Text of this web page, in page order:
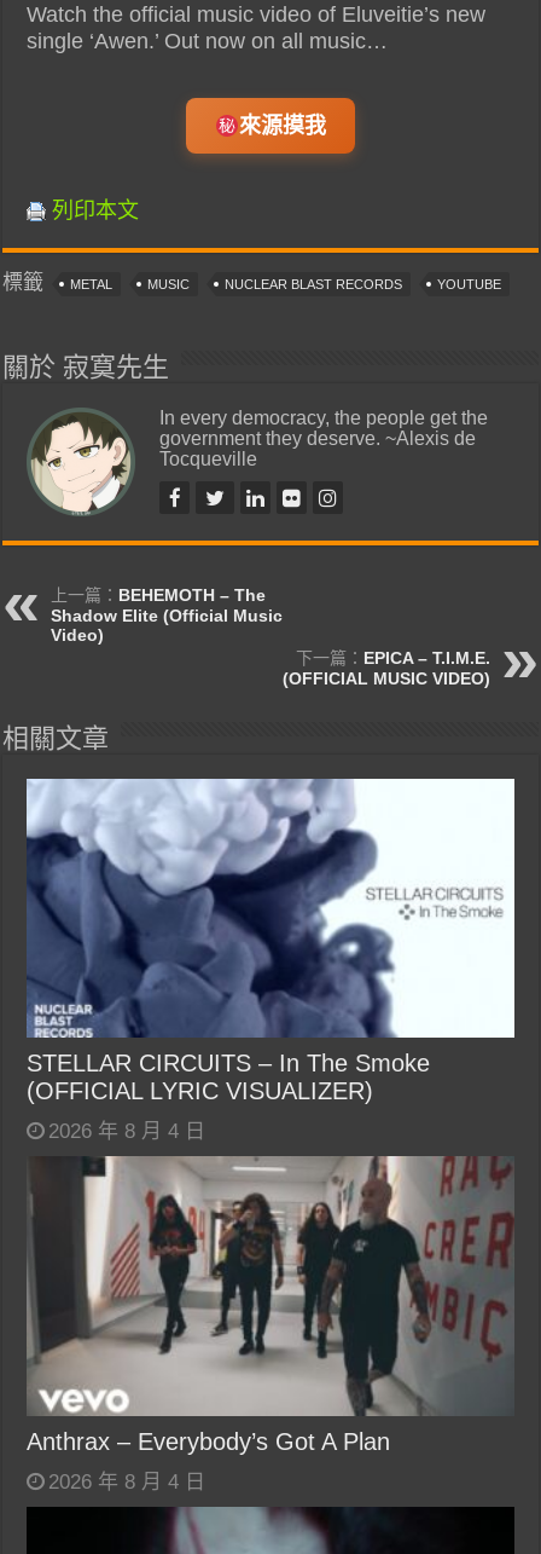
Watch the official music video of Eluveitie’s new
single ‘Awen.’ Out now on all music…
來源摸我
列印本文
標籤 METAL MUSIC NUCLEAR BLAST RECORDS YOUTUBE
關於 寂寞先生
In every democracy, the people get the
government they deserve. ~Alexis de
Tocqueville
上一篇： BEHEMOTH – The
Shadow Elite (Official Music
Video)
下一篇： EPICA – T.I.M.E.
(OFFICIAL MUSIC VIDEO)
相關文章
STELLAR CIRCUITS – In The Smoke
(OFFICIAL LYRIC VISUALIZER)
2026 年 8 月 4 日
Anthrax – Everybody’s Got A Plan
2026 年 8 月 4 日